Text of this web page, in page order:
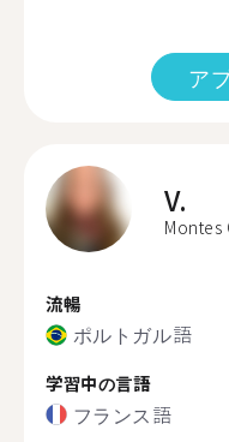
ア
V.
Montes
流暢
ポルトガル語
学習中の言語
フランス語